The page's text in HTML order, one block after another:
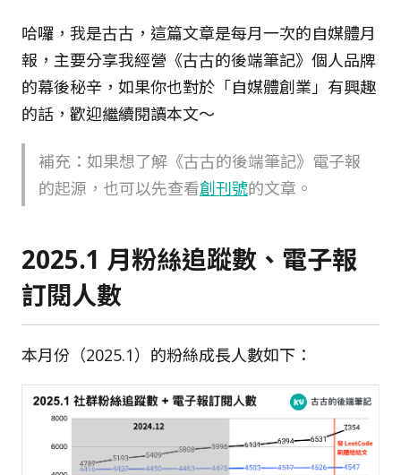
哈囉，我是古古，這篇文章是每月一次的自媒體月
報，主要分享我經營《古古的後端筆記》個人品牌
的幕後秘辛，如果你也對於「自媒體創業」有興趣
的話，歡迎繼續閱讀本文～
補充：如果想了解《古古的後端筆記》電子報
的起源，也可以先查看創刊號的文章。
2025.1 月粉絲追蹤數、電子報
訂閱人數
本月份（2025.1）的粉絲成長人數如下：